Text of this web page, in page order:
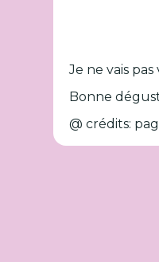
Je ne vais
Bonne
@ crédits: